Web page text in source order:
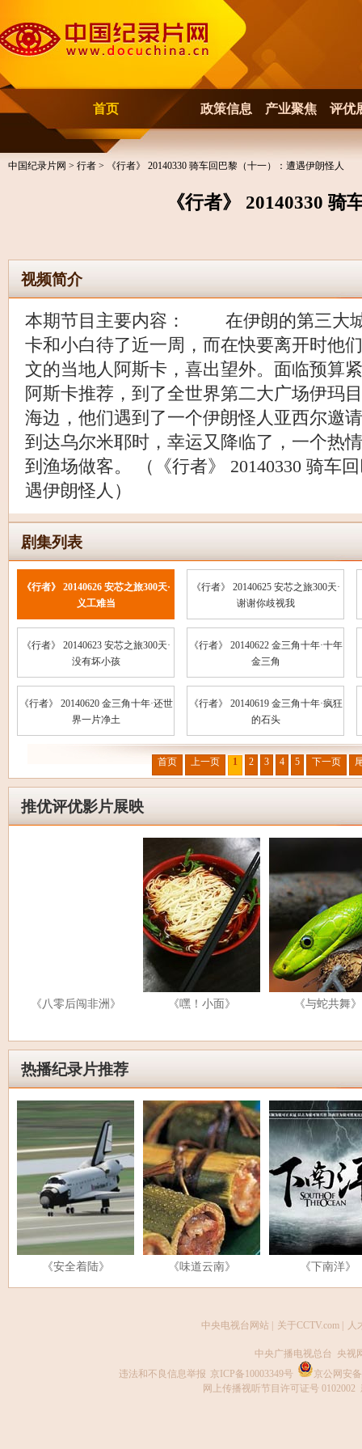
首页 政策信息 产业聚焦 评优
中国纪录片网 > 行者 > 《行者》 20140330 骑车回巴黎（十一）：遭遇伊朗怪人
《行者》 20140330
视频简介
本期节目主要内容： 在伊朗的第三大
卡和小白待了近一周，而在快要离开时他
文的当地人阿斯卡，喜出望外。面临预算
阿斯卡推荐，到了全世界第二大广场伊玛
海边，他们遇到了一个伊朗怪人亚西尔邀
到达乌尔米耶时，幸运又降临了，一个热
到渔场做客。 （《行者》 20140330 骑车
遇伊朗怪人）
剧集列表
《行者》 20140626 安芯之旅300天·
义工难当
《行者》 20140625 安芯之旅300天·
谢谢你歧视我
《行者》 20140623 安芯之旅300天·
没有坏小孩
《行者》 20140622 金三角十年·十年
金三角
《行者》 20140620 金三角十年·还世
界一片净土
《行者》 20140619 金三角十年·疯狂
的石头
首页 上一页 1 2 3 4 5 下一页
推优评优影片展映
《八零后闯非洲》 《嘿！小面》 《与蛇共舞》
热播纪录片推荐
《安全着陆》 《味道云南》 《下南洋》
中央电视台网站 关于CCTV.com 人
中央广播电视总台 央视
违法和不良信息举报 京ICP备10003349号
京公网安
网上传播视听节目许可证号 0102002